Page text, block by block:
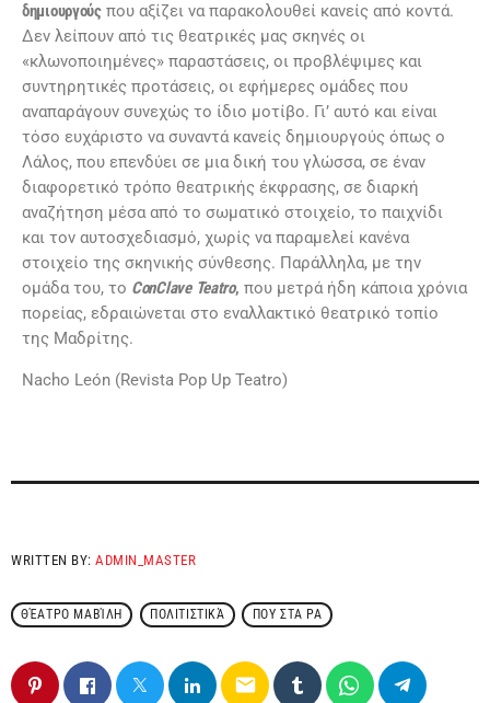
δημιουργούςπου αξίζει να παρακολουθεί κανείς από κοντά.
Δεν λείπουν από τις θεατρικές μας σκηνές οι
«κλωνοποιημένες» παραστάσεις, οι προβλέψιμες και
συντηρητικές προτάσεις, οι εφήμερες ομάδες που
αναπαράγουν συνεχώς το ίδιο μοτίβο. Γι’ αυτό και είναι
τόσο ευχάριστο να συναντά κανείς δημιουργούς όπως ο
Λάλος, που επενδύει σε μια δική του γλώσσα, σε έναν
διαφορετικό τρόπο θεατρικής έκφρασης, σε διαρκή
αναζήτηση μέσα από το σωματικό στοιχείο, το παιχνίδι
και τον αυτοσχεδιασμό, χωρίς να παραμελεί κανένα
στοιχείο της σκηνικής σύνθεσης. Παράλληλα, με την
ομάδα του, το ConClave Teatro, που μετρά ήδη κάποια χρόνια
πορείας, εδραιώνεται στο εναλλακτικό θεατρικό τοπίο
της Μαδρίτης.
Nacho León (Revista Pop Up Teatro)
WRITTEN BY:ADMIN_MASTER
ΘΈΑΤΡΟ ΜΑΒΊΛΗ ΠΟΛΙΤΙΣΤΙΚΆ ΠΟΥ ΣΤΑ ΡΑ
email